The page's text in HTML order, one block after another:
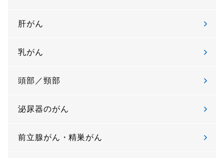
肝がん
乳がん
頭部／頸部
泌尿器のがん
前立腺がん・精巣がん